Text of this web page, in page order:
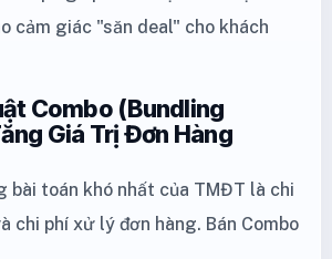
cảm giác "săn deal" cho khách
Combo (Bundling
Giá Trị Đơn Hàng
bài toán khó nhất của TMĐT là chi
chi phí xử lý đơn hàng. Bán Combo